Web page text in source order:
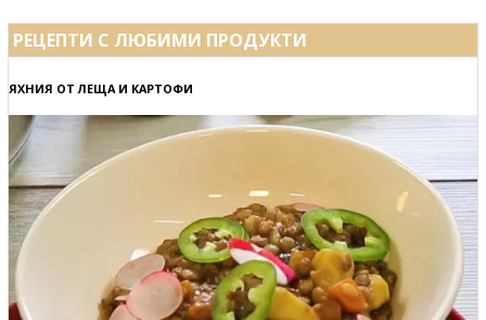
РЕЦЕПТИ С ЛЮБИМИ ПРОДУКТИ
ЯХНИЯ ОТ ЛЕЩА И КАРТОФИ